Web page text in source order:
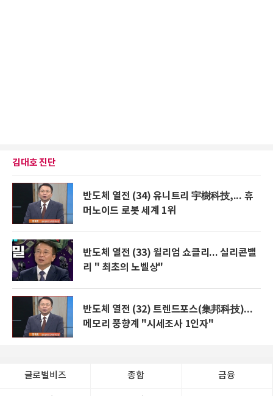
김대호 진단
반도체 열전 (34) 유니트리 宇樹科技,... 휴
머노이드 로봇 세계 1위
반도체 열전 (33) 윌리엄 쇼클리... 실리콘밸
리 " 최초의 노벨상"
반도체 열전 (32) 트렌드포스(集邦科技)...
메모리 풍향계 "시세조사 1인자"
글로벌비즈 종합 금융